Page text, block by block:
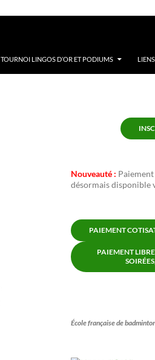
TOURNOI LINGOS D’OR ET PODIUMS
Nouveauté :
désormais disponible
PAIEMENT
PAIEMENT
École française de